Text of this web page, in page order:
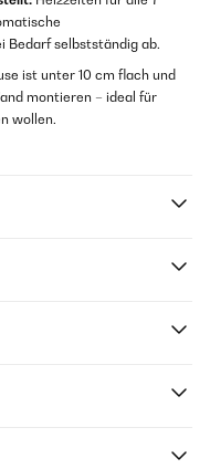
Bedarf selbstständig ab.
ist unter 10 cm flach und
montieren – ideal für
wollen.